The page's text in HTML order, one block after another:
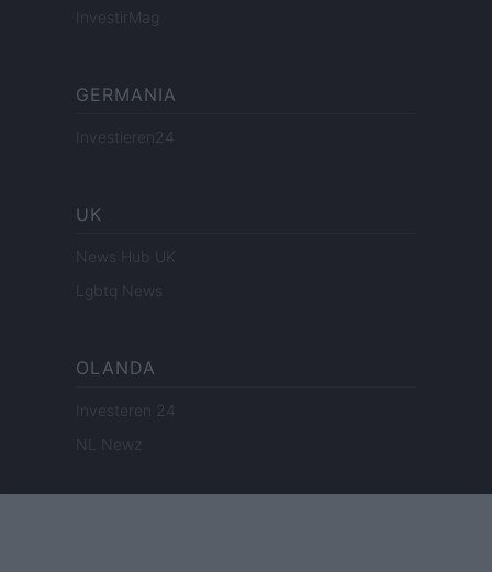
InvestirMag
GERMANIA
Investieren24
UK
News Hub UK
Lgbtq News
OLANDA
Investeren 24
NL Newz